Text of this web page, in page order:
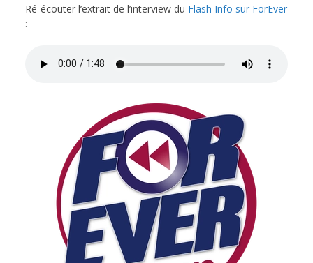
Ré-écouter l’extrait de l’interview du Flash Info sur ForEver
: